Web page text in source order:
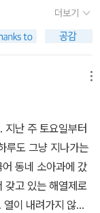
롭게 깨닫는 점이 많
보를 이해했는지에
을 읽어준 적이 있는
1미터 크기의 땅
이가 알게 되는 것
별로 관심이 없습
그려진 개구리를
. 하지만 아이는 아
그려진 개구리를
이 점점 없어지면
곤 하였고,이편의
총을 겨누는전쟁이
않은 나라에 살고
하는 것 아닌가 하
작 무렵 그곳 아이
로 들어가 그 전쟁
못하더라도 전쟁에
아야 하지 않을까 생
뒤면 다다를 수 있는
있게 되고 말았다
n.news.naver.co
다 등장하는 돈뭉
봤더니.. 세계테마
watch?v=tpbkesJ
하는 쿠바? 쿠바
www.youtube.co
수 없는 판이다. 요
천이건 부산이건
파트 한 채”를 사거
다. 그렇다면 한
미 한 채를 굴리는
닌, 50억이니 100
차익)을 억억억 소
아예 안 읽지는 않
에 파묻히거나 깔려
ㄴ글 : 숲노래·파
년째 이런 일을 하
입비 40만원으로
더보기
지난 주 토요일부터
루도 그냥 지나가는
동네 소아과에 갔
갖고 있는 해열제로
이 내려가지 않아